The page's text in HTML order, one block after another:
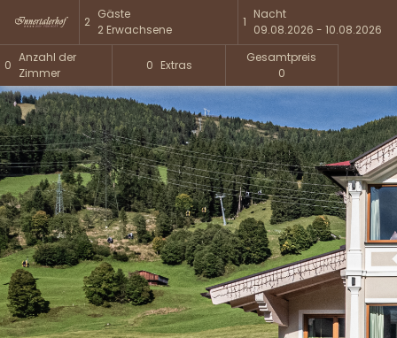
2
Gäste
2 Erwachsene
1
Nacht
09.08.2026 - 10.08.2026
0
Anzahl der
Zimmer
0 Extras
0
Gesamtpreis